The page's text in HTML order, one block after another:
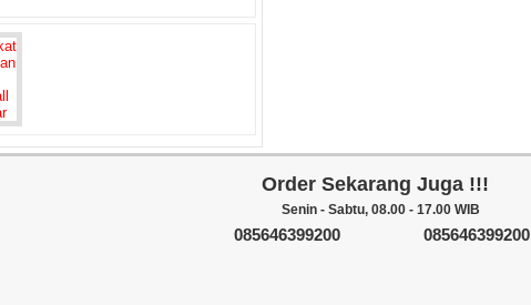
Order Sekarang Juga !!!
Senin - Sabtu, 08.00 - 17.00 WIB
085646399200 085646399200